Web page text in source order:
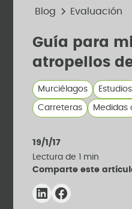
Blog Evaluación
Guía para
atropellos
Murciélagos
Carreteras Medidas
19/1/17
Lectura de
min
Comparte este